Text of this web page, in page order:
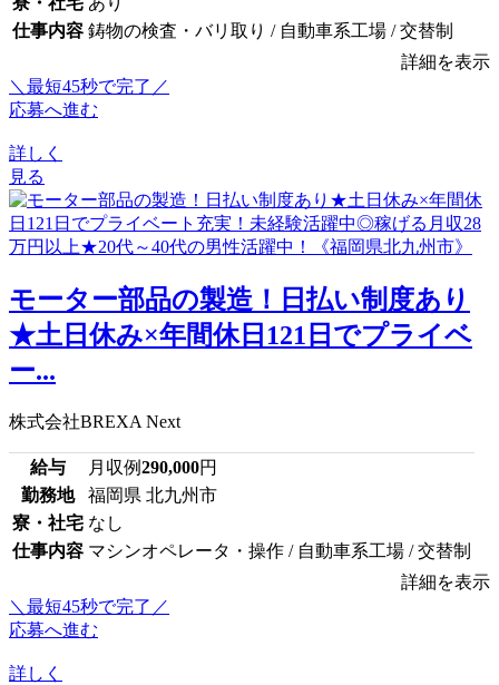
仕事内容 鋳物の検査・バリ取り / 自動車系工場 / 交替制
詳細を表示
＼最短45秒で完了／
応募へ進む
詳しく
見る
モーター部品の製造！日払い制度あり
★土日休み×年間休日121日でプライベ
ー...
株式会社BREXA Next
給与 月収例290,000円
勤務地
福岡県 北九州市
寮・社宅 なし
仕事内容 マシンオペレータ・操作 / 自動車系工場 / 交替制
詳細を表示
＼最短45秒で完了／
応募へ進む
詳しく